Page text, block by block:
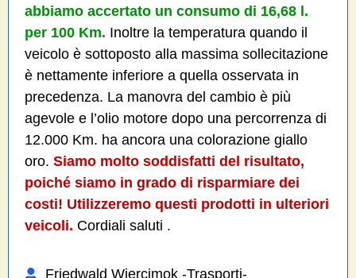
abbiamo accertato un consumo di 16,68 l.
per 100 Km. Inoltre la temperatura quando il
veicolo è sottoposto alla massima sollecitazione
è nettamente inferiore a quella osservata in
precedenza. La manovra del cambio è più
agevole e l’olio motore dopo una percorrenza di
12.000 Km. ha ancora una colorazione giallo
oro. Siamo molto soddisfatti del risultato,
poiché siamo in grado di risparmiare dei
costi! Utilizzeremo questi prodotti in ulteriori
veicoli. Cordiali saluti .
Friedwald Wiercimok -Trasporti-